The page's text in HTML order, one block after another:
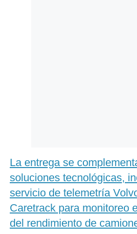
La entrega se
soluciones tecnológicas,
servicio de telemetría
Caretrack para monitoreo
del rendimiento de